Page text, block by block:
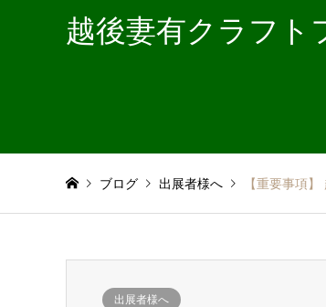
越後妻有クラフト
ブログ 出展者様へ 【重要事項
出展者様へ